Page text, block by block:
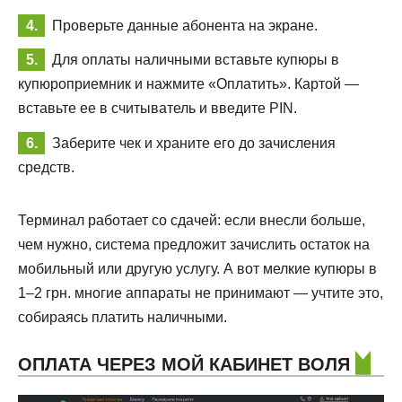
Проверьте данные абонента на экране.
Для оплаты наличными вставьте купюры в
купюроприемник и нажмите «Оплатить». Картой —
вставьте ее в считыватель и введите PIN.
Заберите чек и храните его до зачисления
средств.
Терминал работает со сдачей: если внесли больше,
чем нужно, система предложит зачислить остаток на
мобильный или другую услугу. А вот мелкие купюры в
1–2 грн. многие аппараты не принимают — учтите это,
собираясь платить наличными.
ОПЛАТА ЧЕРЕЗ МОЙ КАБИНЕТ ВОЛЯ